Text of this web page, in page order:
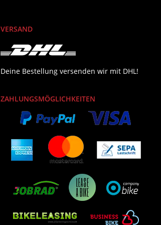
VERSAND
Deine Bestellung versenden wir mit DHL!
ZAHLUNGSMÖGLICHKEITEN